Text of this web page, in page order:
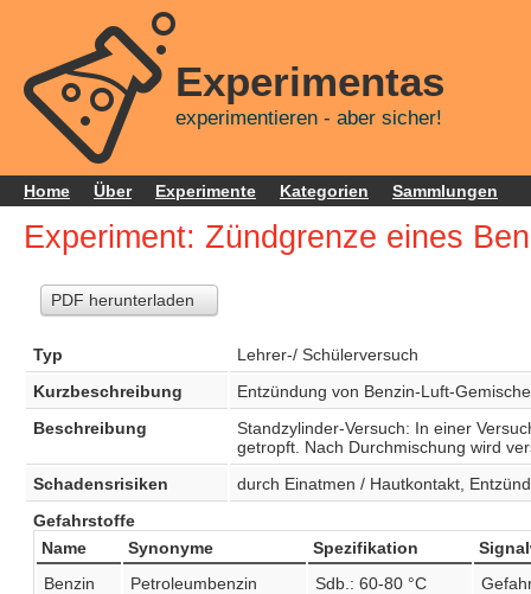
Experimentas
experimentieren - aber sicher!
Home Über Experimente Kategorien Sammlungen
Experiment: Zündgrenze eines
PDF herunterladen
Typ
Lehrer-/ Schülerversuch
Kurzbeschreibung
Entzündung von Benzin-Luft-
Beschreibung
Standzylinder-Versuch: In einer
getropft. Nach Durchmischung wird
Schadensrisiken
durch Einatmen / Hautkontakt,
Gefahrstoffe
Name
Synonyme Spezifikation
Benzin
Petroleumbenzin Sdb.: 60-80 °C